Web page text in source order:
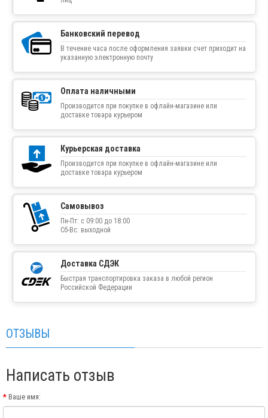
Банковский перевод
В течение часа после оформления заявки счет приходит на
указанную электронную почту
Оплата наличными
Производится при покупке в офлайн-магазине или
доставке товара курьером
Курьерская доставка
Производится при покупке в офлайн-магазине или
доставке товара курьером
Самовывоз
Пн-Пт: с 09:00 до 18:00
Сб-Вс: выходной
Доставка СДЭК
Быстрая транспортировка заказа в любой регион
Российской Федерации
ОТЗЫВЫ
Написать отзыв
Ваше имя: